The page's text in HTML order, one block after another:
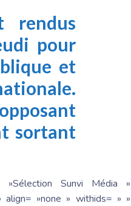
rendus
pour
et
sortant
Sunvi Média »
align= »none » withids= » »